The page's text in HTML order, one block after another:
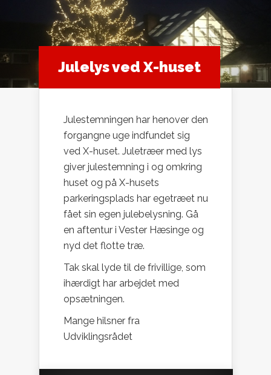
Julelys ved X-huset
Julestemningen har henover den
forgangne uge indfundet sig
ved X-huset. Juletræer med lys
giver julestemning i og omkring
huset og på X-husets
parkeringsplads har egetræet nu
fået sin egen julebelysning. Gå
en aftentur i Vester Hæsinge og
nyd det flotte træ.
Tak skal lyde til de frivillige, som
ihærdigt har arbejdet med
opsætningen.
Mange hilsner fra
Udviklingsrådet